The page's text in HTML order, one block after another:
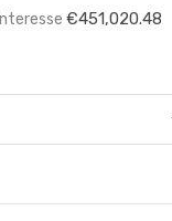
€451,020.48